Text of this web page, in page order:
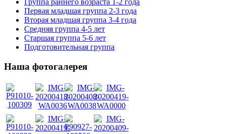
Группа раннего возраста 1-2 года
Первая младшая группа 2-3 года
Вторая младшая группа 3-4 года
Средняя группа 4-5 лет
Старшая группа 5-6 лет
Подготовительная группа
Наша фотогалерея